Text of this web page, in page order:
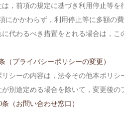
は，前項の規定に基づき利用停止等
にかかわらず，利用停止等に多額の
に代わるべき措置をとれる場合は，こ
（プライバシーポリシーの変更）
リシーの内容は，法令その他本ポリシ
が別途定める場合を除いて，変更後の
条（お問い合わせ窓口）